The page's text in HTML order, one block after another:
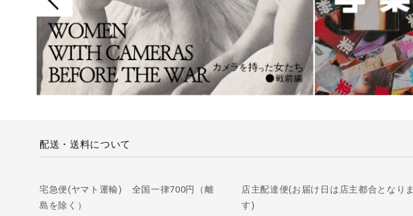
配送・送料について
宅急便(ヤマト運輸) 全国一律700円（離
島を除く）
店主配達便(お届け日は店主都合となりま
す)